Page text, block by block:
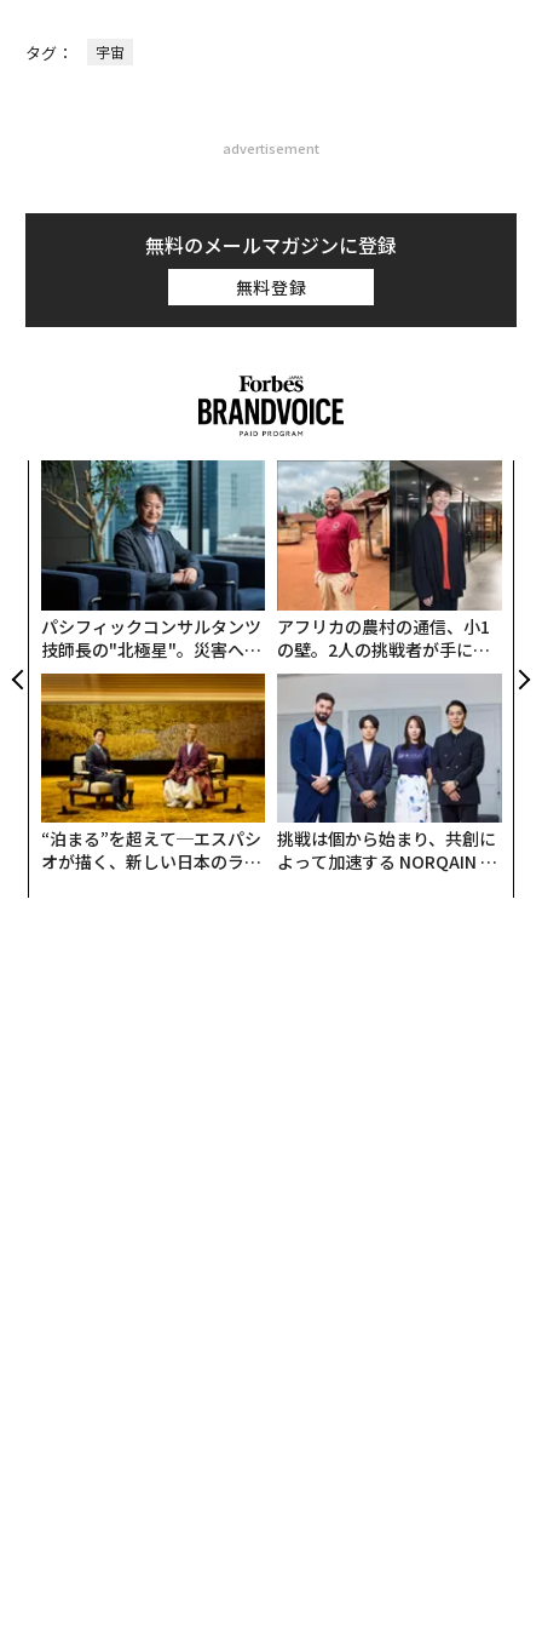
タグ： 宇宙
advertisement
無料のメールマガジンに登録
無料登録
パシフィックコンサルタンツ
技師長の"北極星"。災害への
無力感を乗り越え見つけた、
防災一筋20年の答え
アフリカの農村の通信、小1
の壁。2人の挑戦者が手にし
た「次なる武器」
“泊まる”を超えて─エスパシ
オが描く、新しい日本のラグ
挑戦は個から始まり、共創に
よって加速する NORQAIN JA